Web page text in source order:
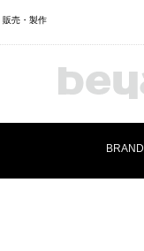
売・製作
BRAND